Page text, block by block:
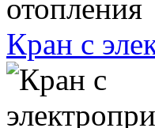
Кран с